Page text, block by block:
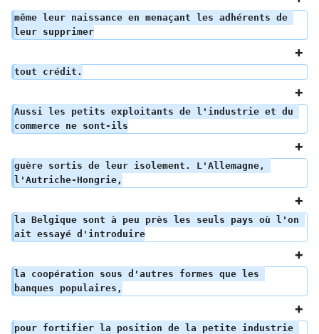
même leur naissance en menaçant les adhérents de
leur supprimer
tout crédit.
Aussi les petits exploitants de l'industrie et du
commerce ne sont-ils
guère sortis de leur isolement. L'Allemagne,
l'Autriche-Hongrie,
la Belgique sont à peu près les seuls pays où l'on
ait essayé d'introduire
la coopération sous d'autres formes que les
banques populaires,
pour fortifier la position de la petite industrie